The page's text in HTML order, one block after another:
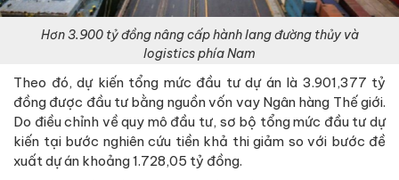
Hơn 3.900 tỷ đồng nâng cấp hành lang đường thủy và
logistics phía Nam
Theo đó, dự kiến tổng mức đầu tư dự án là 3.901,377 tỷ
đồng được đầu tư bằng nguồn vốn vay Ngân hàng Thế giới.
Do điều chỉnh về quy mô đầu tư, sơ bộ tổng mức đầu tư dự
kiến tại bước nghiên cứu tiền khả thi giảm so với bước đề
xuất dự án khoảng 1.728,05 tỷ đồng.